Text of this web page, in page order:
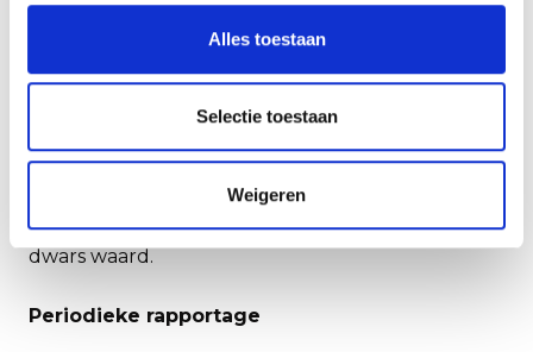
Alles toestaan
Selectie toestaan
Weigeren
Gunstig oordeel
Er zijn ook nadelen aan de Smart Exit. Realiseer u
doorgelicht, wat tijd en geld kost. Echter, een
gunstig oordeel opent de weg naar een Smart
Exit en is doorgaans de investering dubbel en
dwars waard.
Periodieke rapportage